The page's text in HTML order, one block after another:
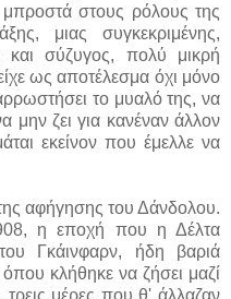
στους ρόλους της
μιας συγκεκριμένης,
σύζυγος, πολύ μικρή
ως αποτέλεσμα όχι μόνο
το μυαλό της, να
μην ζει για κανέναν άλλον
εκείνον που έμελλε να
αφήγησης του Δάνδολου.
η εποχή που η Δέλτα
Γκάινφαρν, ήδη βαριά
κλήθηκε να ζήσει μαζί
μέρες που θ' άλλαζαν